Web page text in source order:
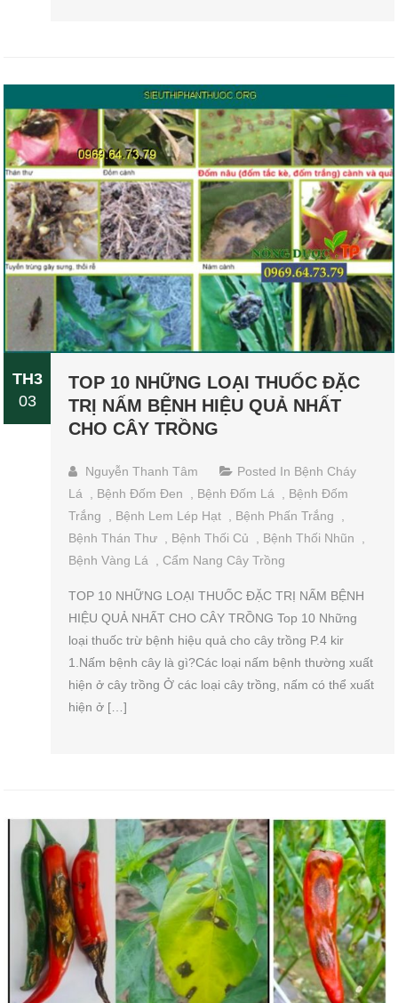
TH3
03
TOP 10 NHỮNG LOẠI THUỐC ĐẶC
TRỊ NẤM BỆNH HIỆU QUẢ NHẤT
CHO CÂY TRỒNG
Nguyễn Thanh Tâm Posted In Bệnh Cháy
Lá , Bệnh Đốm Đen , Bệnh Đốm Lá , Bệnh Đốm
Trắng
, Bệnh Lem Lép Hạt , Bệnh Phấn Trắng
,
Bệnh Thán Thư , Bệnh Thối Củ , Bệnh Thối Nhũn
,
Bệnh Vàng Lá , Cẩm Nang Cây Trồng
TOP 10 NHỮNG LOẠI THUỐC ĐẶC TRỊ NẤM BỆNH
HIỆU QUẢ NHẤT CHO CÂY TRỒNG Top 10 Những
loại thuốc trừ bệnh hiệu quả cho cây trồng P.4 kir
1.Nấm bệnh cây là gì?Các loại nấm bệnh thường xuất
hiện ở cây trồng Ở các loại cây trồng, nấm có thể xuất
hiện ở […]